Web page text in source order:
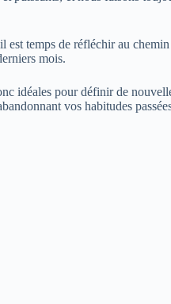
temps de réfléchir au
mois.
idéales pour définir de
vos habitudes